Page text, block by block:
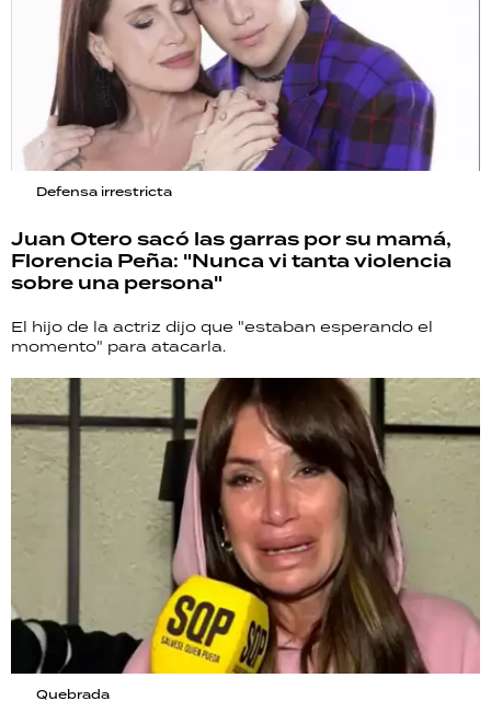
Defensa irrestricta
Juan Otero sacó las garras por su mamá,
Florencia Peña: "Nunca vi tanta violencia
sobre una persona"
El hijo de la actriz dijo que "estaban esperando el
momento" para atacarla.
Quebrada